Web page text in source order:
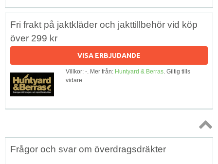
Fri frakt på jaktkläder och jakttillbehör vid köp
över 299 kr
VISA ERBJUDANDE
Villkor: -. Mer från: Huntyard & Berras. Giltig tills
vidare.
Topp
Frågor och svar om överdragsdräkter